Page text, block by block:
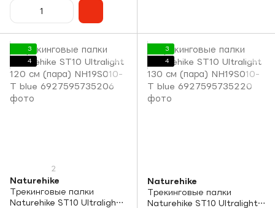
3
4
2
Naturehike
Трекинговые палки
Naturehike ST10 Ultralight
3
4
Naturehike
Трекинговые палки
Naturehike ST10 Ultralight